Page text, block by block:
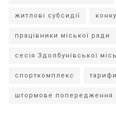
житлові субсидії
працівники міської ради
сесія Здолбунівської
спорткомплекс тарифи
штормове попередження